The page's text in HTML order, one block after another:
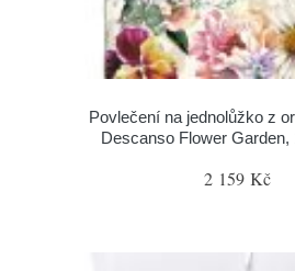
Povlečení na jednolůžko z
Descanso Flower Garden,
2 159 Kč